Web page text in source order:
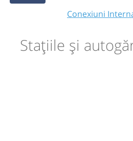
Conexiuni
Stațiile și